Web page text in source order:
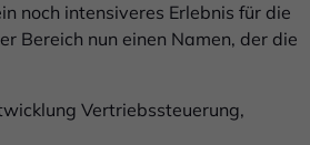
noch intensiveres Erlebnis für die
Bereich nun einen Namen, der die
Vertriebssteuerung,